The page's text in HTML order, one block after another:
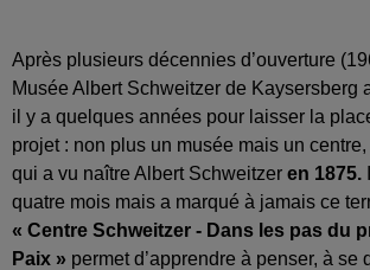
Après plusieurs décennies d’ouverture
Musée Albert Schweitzer de Kaysersberg
il y a quelques années pour laisser la
projet : non plus un musée mais un
qui a vu naître Albert Schweitzer en 1875.
quatre mois mais a marqué à jamais ce
« Centre Schweitzer - Dans les pas du
Paix » permet d’apprendre à penser, à se